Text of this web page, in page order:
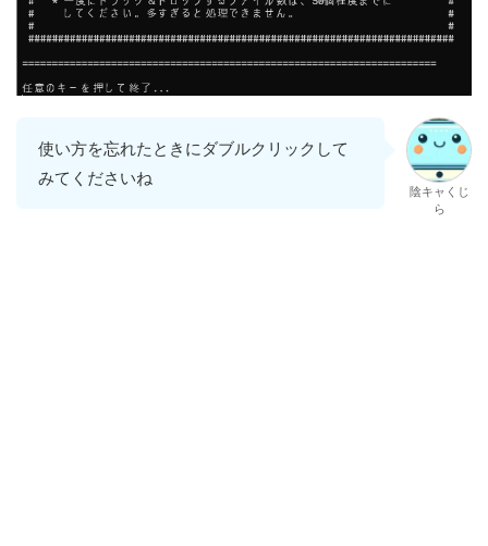
使い方を忘れたときにダブルクリックして
みてくださいね
陰キャくじ
ら